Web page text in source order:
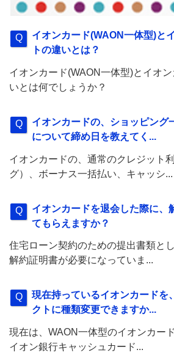
イオンカード(WAON一体型)と
トの違いとは？
イオンカード(WAON一体型)とイオ
いとは何でしょうか？
イオンカードの、ショッピング
について締め日を教えてく...
イオンカードの、通常のクレジット
グ）、ボーナス一括払い、キャッシ...
イオンカードを退会した際に、
てもらえますか？
住宅ローン契約のための提出書類と
解約証明書が必要になっていま...
現在持っているイオンカードを
クトに種類変更できますか...
現在は、WAON一体型のイオンカー
イオン銀行キャッシュカード...